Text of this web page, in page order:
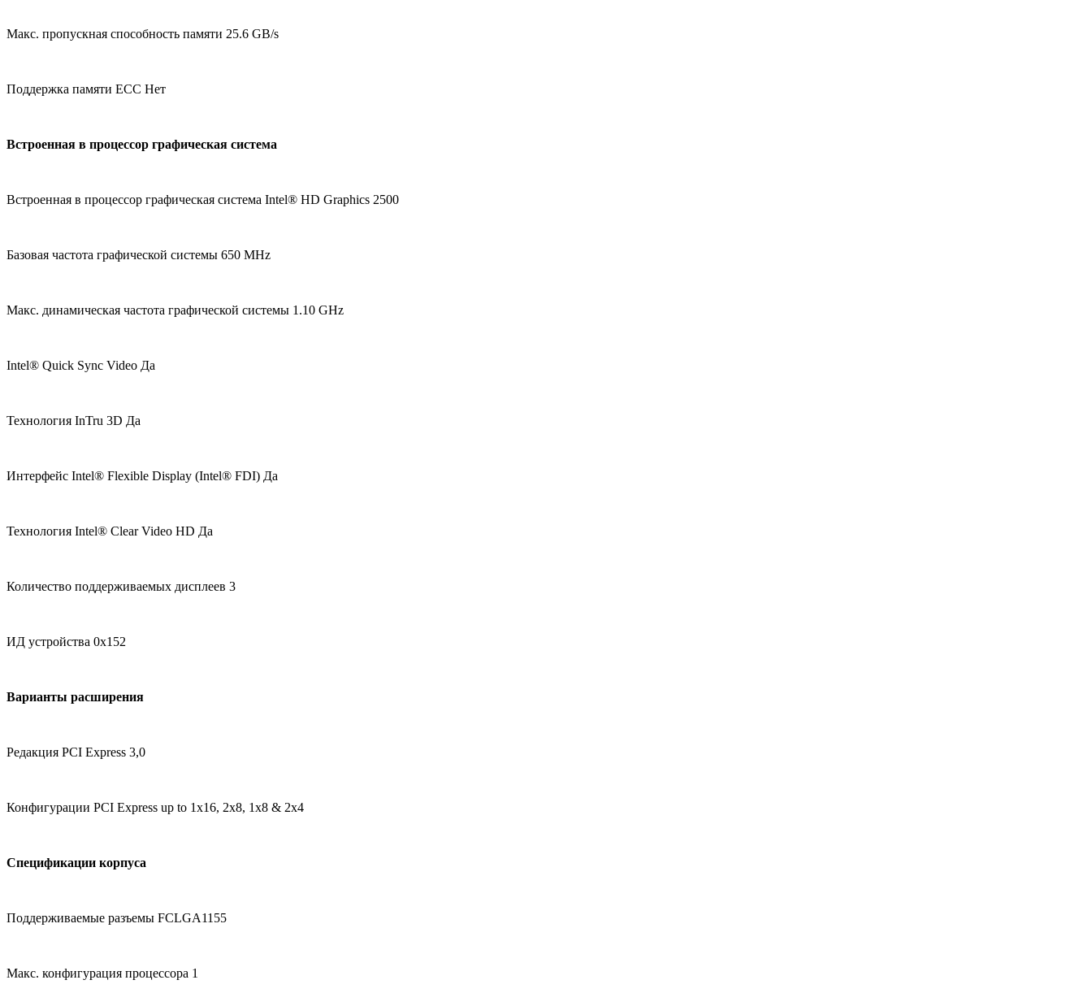
Макс. пропускная способность памяти 25.6 GB/s
Поддержка памяти ECC Нет
Встроенная в процессор графическая система
Встроенная в процессор графическая система Intel® HD Graphics 2500
Базовая частота графической системы 650 MHz
Макс. динамическая частота графической системы 1.10 GHz
Intel® Quick Sync Video Да
Технология InTru 3D Да
Интерфейс Intel® Flexible Display (Intel® FDI) Да
Технология Intel® Clear Video HD Да
Количество поддерживаемых дисплеев 3
ИД устройства 0x152
Варианты расширения
Редакция PCI Express 3,0
Конфигурации PCI Express up to 1x16, 2x8, 1x8 & 2x4
Спецификации корпуса
Поддерживаемые разъемы FCLGA1155
Макс. конфигурация процессора 1